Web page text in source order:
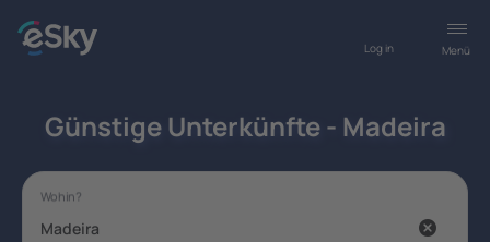
Menü
Log in
Günstige Unterkünfte - Madeira